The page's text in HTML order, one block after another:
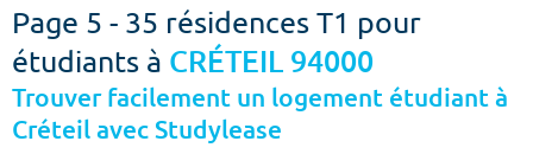
Ville, école
Page 5 - 35 résidences T1 pour
étudiants à CRÉTEIL 94000
Trouver facilement un logement étudiant à
Créteil avec Studylease